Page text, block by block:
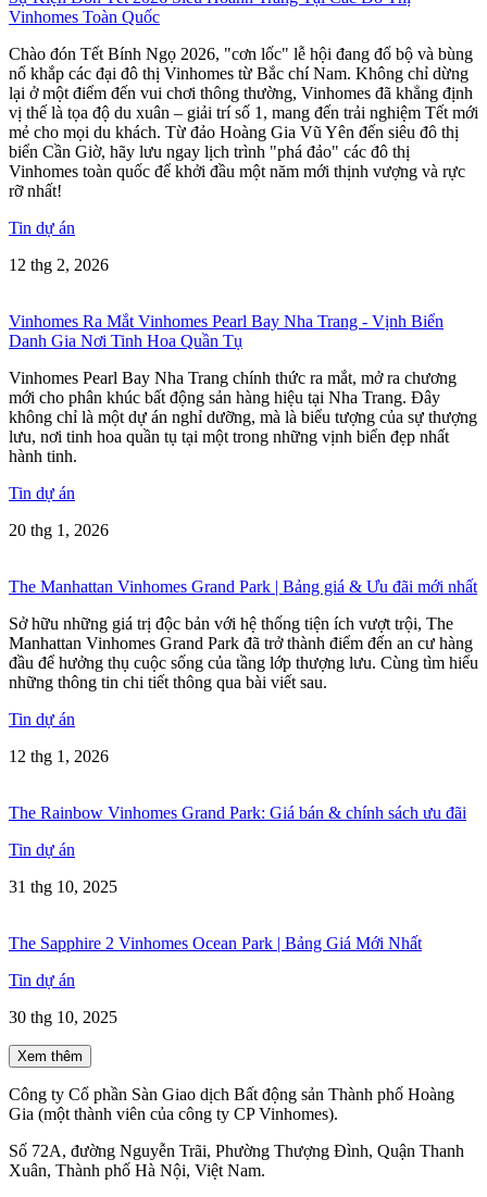
Vinhomes Toàn Quốc
Chào đón Tết Bính Ngọ 2026, "cơn lốc" lễ hội đang đổ bộ và bùng
nổ khắp các đại đô thị Vinhomes từ Bắc chí Nam. Không chỉ dừng
lại ở một điểm đến vui chơi thông thường, Vinhomes đã khẳng định
vị thế là tọa độ du xuân – giải trí số 1, mang đến trải nghiệm Tết mới
mẻ cho mọi du khách. Từ đảo Hoàng Gia Vũ Yên đến siêu đô thị
biển Cần Giờ, hãy lưu ngay lịch trình "phá đảo" các đô thị
Vinhomes toàn quốc để khởi đầu một năm mới thịnh vượng và rực
rỡ nhất!
Tin dự án
12 thg 2, 2026
Vinhomes Ra Mắt Vinhomes Pearl Bay Nha Trang - Vịnh Biển
Danh Gia Nơi Tinh Hoa Quần Tụ
Vinhomes Pearl Bay Nha Trang chính thức ra mắt, mở ra chương
mới cho phân khúc bất động sản hàng hiệu tại Nha Trang. Đây
không chỉ là một dự án nghỉ dưỡng, mà là biểu tượng của sự thượng
lưu, nơi tinh hoa quần tụ tại một trong những vịnh biển đẹp nhất
hành tinh.
Tin dự án
20 thg 1, 2026
The Manhattan Vinhomes Grand Park | Bảng giá & Ưu đãi mới nhất
Sở hữu những giá trị độc bản với hệ thống tiện ích vượt trội, The
Manhattan Vinhomes Grand Park đã trở thành điểm đến an cư hàng
đầu để hưởng thụ cuộc sống của tầng lớp thượng lưu. Cùng tìm hiểu
những thông tin chi tiết thông qua bài viết sau.
Tin dự án
12 thg 1, 2026
The Rainbow Vinhomes Grand Park: Giá bán & chính sách ưu đãi
Tin dự án
31 thg 10, 2025
The Sapphire 2 Vinhomes Ocean Park | Bảng Giá Mới Nhất
Tin dự án
30 thg 10, 2025
Xem thêm
Công ty Cổ phần Sàn Giao dịch Bất động sản Thành phố Hoàng
Gia (một thành viên của công ty CP Vinhomes).
Số 72A, đường Nguyễn Trãi, Phường Thượng Đình, Quận Thanh
Xuân, Thành phố Hà Nội, Việt Nam.